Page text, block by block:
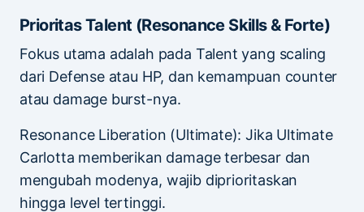
Prioritas Talent (Resonance Skills & Forte)
Fokus utama adalah pada Talent yang scaling
dari Defense atau HP, dan kemampuan counter
atau damage burst-nya.
Resonance Liberation (Ultimate): Jika Ultimate
Carlotta memberikan damage terbesar dan
mengubah modenya, wajib diprioritaskan
hingga level tertinggi.